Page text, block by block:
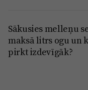
Sākusies melleņu
maksā litrs ogu un
pirkt izdevīgāk?